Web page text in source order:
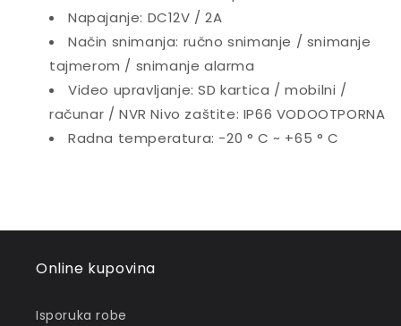
Napajanje: DC12V / 2A
Način snimanja: ručno snimanje / snimanje
tajmerom / snimanje alarma
Video upravljanje: SD kartica / mobilni /
računar / NVR Nivo zaštite: IP66 VODOOTPORNA
Radna temperatura: -20 ° C ~ +65 ° C
Online kupovina
Isporuka robe